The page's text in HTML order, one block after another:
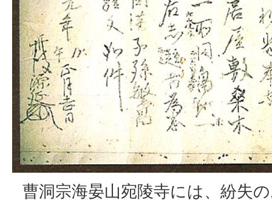
曹洞宗海晏山宛陵寺には、紛失